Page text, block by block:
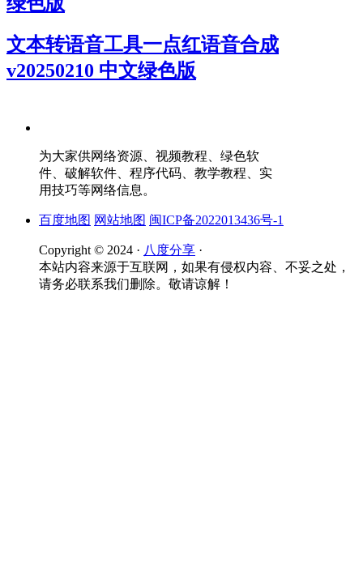
文本转语音工具一点红语音合成
v20250210 中文绿色版
为大家供网络资源、视频教程、绿色软
件、破解软件、程序代码、教学教程、实
用技巧等网络信息。
百度地图 网站地图 闽ICP备2022013436号-1
Copyright © 2024 · 八度分享 ·
本站内容来源于互联网，如果有侵权内容、不妥之处，
请务必联系我们删除。敬请谅解！